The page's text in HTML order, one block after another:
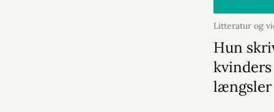
Litteratur og
2026
Hun
længsler